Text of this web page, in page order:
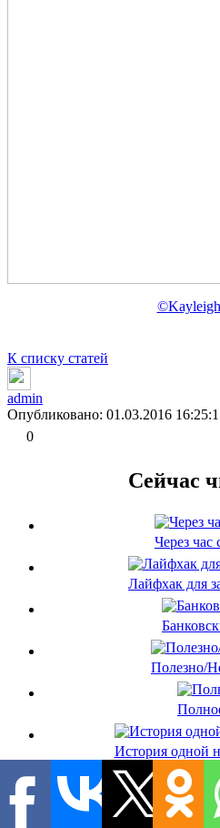
К списку статей
admin
Опубликовано: 01.03.2016
0
Сейчас
Через час
Лайфхак для
Полезно/
История одной
Комментариев (0)
Имя